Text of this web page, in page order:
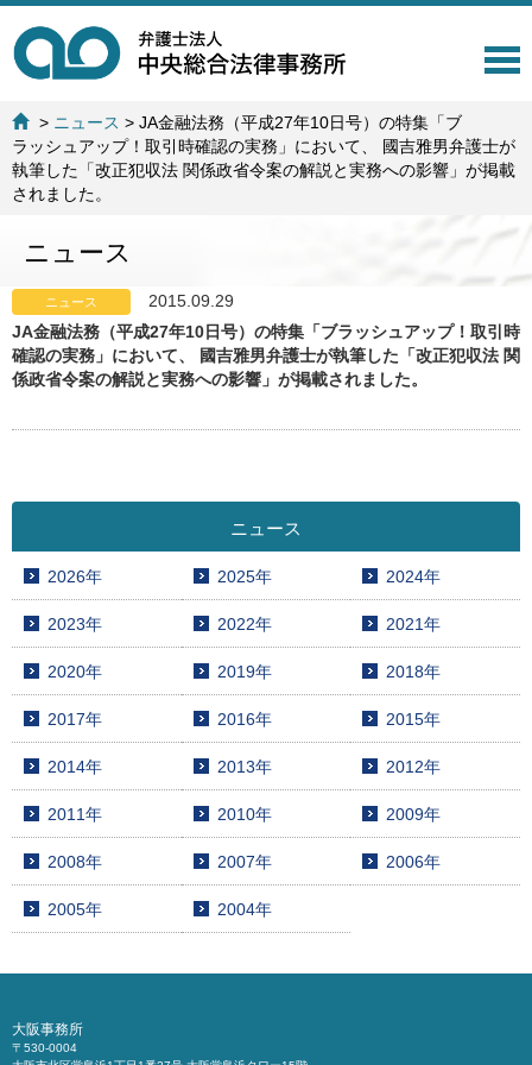
T
l
e
t
i
> ニュース >JA金融法務（平成27年10日号）の特集「ブ
ラッシュアップ！取引時確認の実務」において、 國吉雅男弁護士が
執筆した「改正犯収法 関係政省令案の解説と実務への影響」が掲載
されました。
ニュース
ニュース
2015.09.29
JA金融法務（平成27年10日号）の特集「ブラッシュアップ！取引時
確認の実務」において、 國吉雅男弁護士が執筆した「改正犯収法 関
係政省令案の解説と実務への影響」が掲載されました。
ニュース
2026年 2025年 2024年
2023年 2022年 2021年
2020年 2019年 2018年
2017年 2016年 2015年
2014年 2013年 2012年
2011年 2010年 2009年
2008年 2007年 2006年
2005年 2004年
大阪事務所
〒530-0004